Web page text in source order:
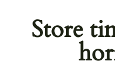
Store